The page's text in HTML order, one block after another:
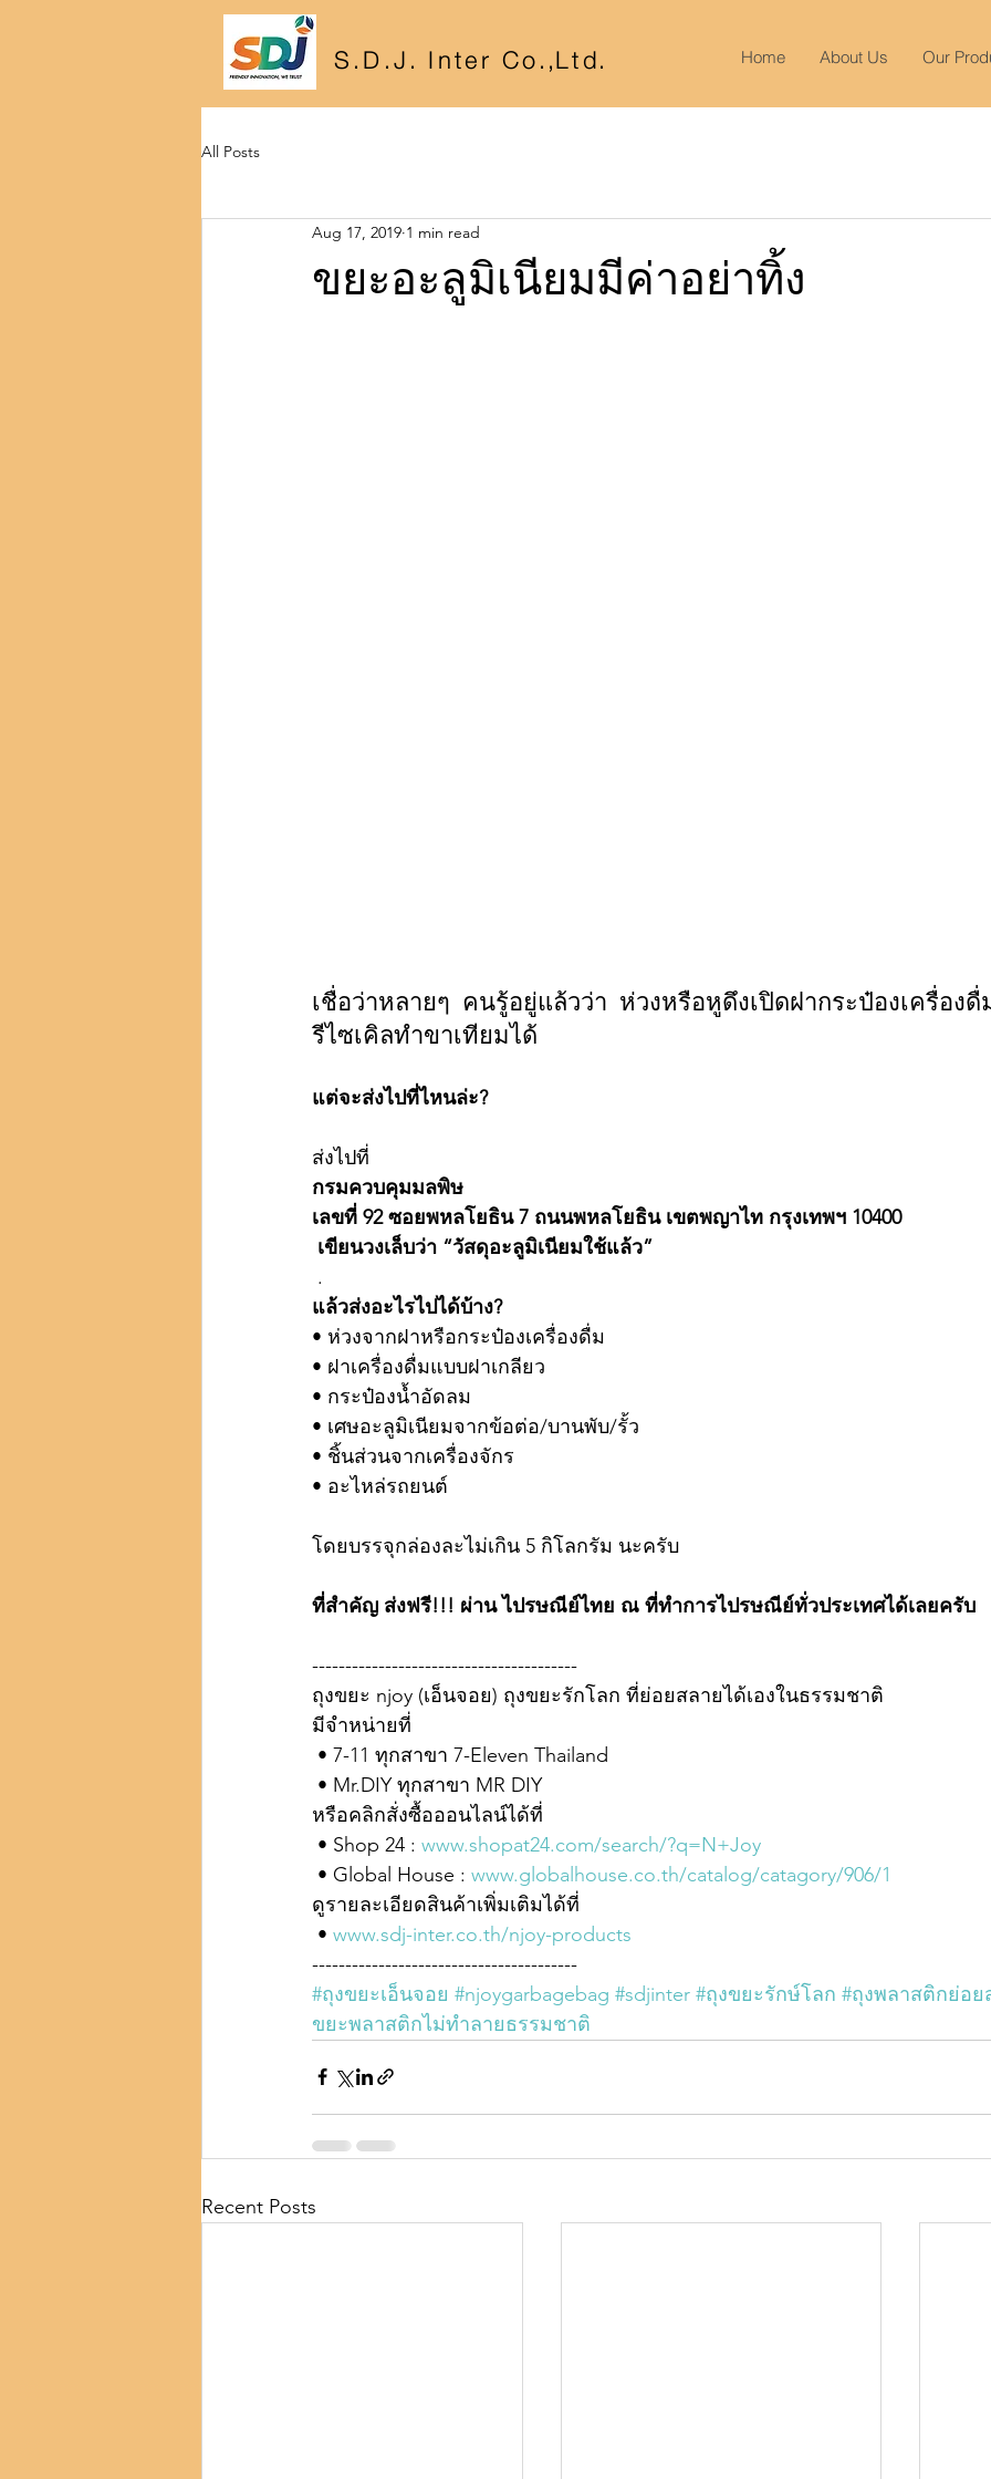
S.D.J. Inter Co.,Ltd. Home About Us Our
All Posts
ขยะอะลูมิเนียมมีค่าอย่าทิ้ง
Aug 17, 2019 1 min read
เชื่อว่าหลายๆ คนรู้อยู่แล้วว่า ห่วงหรือหูดึงเปิดฝากระป๋องเครื่อง
รีไซเคิลทำขาเทียมได้
แต่จะส่งไปที่ไหนล่ะ?
ส่งไปที่
กรมควบคุมมลพิษ
เลขที่ 92 ซอยพหลโยธิน 7 ถนนพหลโยธิน เขตพญาไท กรุงเทพฯ 10400
เขียนวงเล็บว่า “วัสดุอะลูมิเนียมใช้แล้ว”
.
แล้วส่งอะไรไปได้บ้าง?
• ห่วงจากฝาหรือกระป๋องเครื่องดื่ม
• ฝาเครื่องดื่มแบบฝาเกลียว
• กระป๋องน้ำอัดลม
• เศษอะลูมิเนียมจากข้อต่อ/บานพับ/รั้ว
• ชิ้นส่วนจากเครื่องจักร
• อะไหล่รถยนต์
โดยบรรจุกล่องละไม่เกิน 5 กิโลกรัม นะครับ
ที่สำคัญ ส่งฟรี!!! ผ่าน ไปรษณีย์ไทย ณ ที่ทำการไปรษณีย์ทั่วประเทศได้เลยครับ
----------------------------------------
ถุงขยะ njoy (เอ็นจอย) ถุงขยะรักโลก ที่ย่อยสลายได้เองในธรรมชาติ
มีจำหน่ายที่
• 7-11 ทุกสาขา 7-Eleven Thailand
• Mr.DIY ทุกสาขา MR DIY
หรือคลิกสั่งซื้อออนไลน์ได้ที่
• Shop 24 : www.shopat24.com/search/?q=N+Joy
• Global House : www.globalhouse.co.th/catalog/catagory/906/1
ดูรายละเอียดสินค้าเพิ่มเติมได้ที่
• www.sdj-inter.co.th/njoy-products
----------------------------------------
#ถุงขยะเอ็นจอย #njoygarbagebag #sdjinter #ถุงขยะรักษ์โลก #ถุงพลาสติกย่อย
ขยะพลาสติกไม่ทำลายธรรมชาติ
Recent Posts